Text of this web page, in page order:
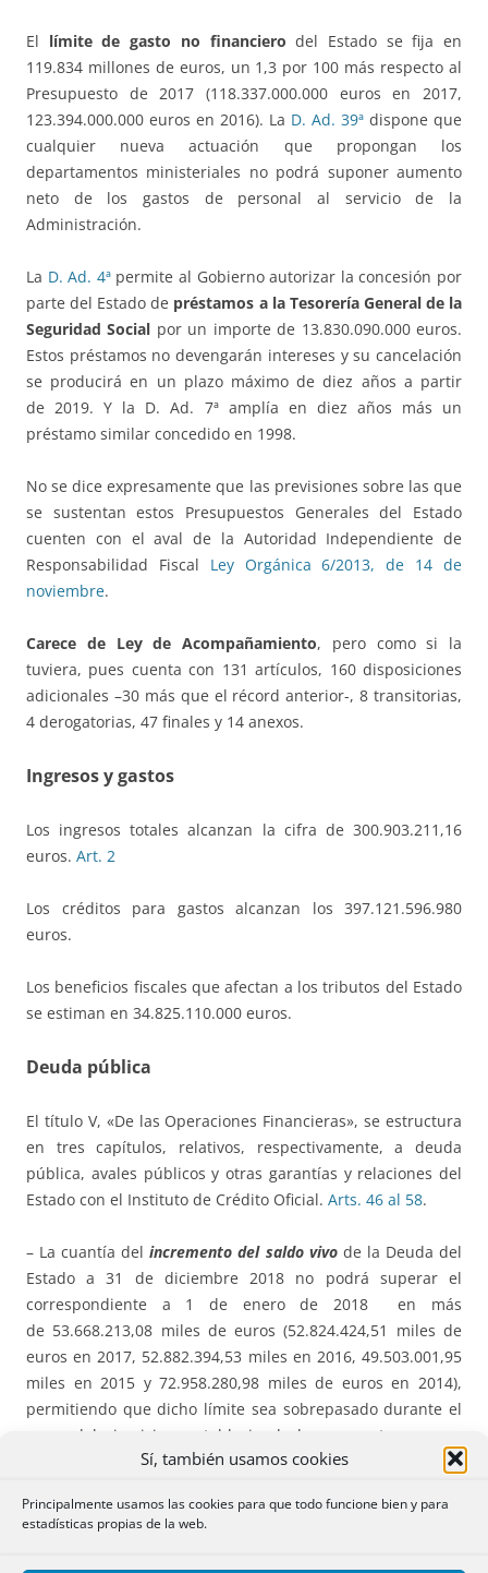
Sí, también usamos cookies
Principalmente usamos las cookies para que todo funcione bien y para
estadísticas propias de la web.
El límite de gasto no financierodel Estado se fija en
119.834 millones de euros, un 1,3 por 100 más respecto al
Presupuesto de 2017 (118.337.000.000 euros en 2017,
123.394.000.000 euros en 2016). La D. Ad. 39ª dispone que
cualquier nueva actuación que propongan los
departamentos ministeriales no podrá suponer aumento
neto de los gastos de personal al servicio de la
Administración.
La D. Ad. 4ªpermite al Gobierno autorizar la concesión por
parte del Estado de préstamos a la Tesorería General de la
Seguridad Social por un importe de 13.830.090.000 euros.
Estos préstamos no devengarán intereses y su cancelación
se producirá en un plazo máximo de diez años a partir
de 2019. Y la D. Ad. 7ª amplía en diez años más un
préstamo similar concedido en 1998.
No se dice expresamente que las previsiones sobre las que
se sustentan estos Presupuestos Generales del Estado
cuenten con el aval de la Autoridad Independiente de
Responsabilidad Fiscal Ley Orgánica 6/2013, de 14 de
noviembre.
Carece de Ley de Acompañamiento, pero como si la
tuviera, pues cuenta con 131 artículos, 160 disposiciones
adicionales –30 más que el récord anterior-, 8 transitorias,
4 derogatorias, 47 finales y 14 anexos.
Ingresos y gastos
Los ingresos totales alcanzan la cifra de 300.903.211,16
euros. Art. 2
Los créditos para gastos alcanzan los 397.121.596.980
euros.
Los beneficios fiscales que afectan a los tributos del Estado
se estiman en 34.825.110.000 euros.
Deuda pública
El título V, «De las Operaciones Financieras», se estructura
en tres capítulos, relativos, respectivamente, a deuda
pública, avales públicos y otras garantías y relaciones del
Estado con el Instituto de Crédito Oficial. Arts. 46 al 58.
– La cuantía delincremento del saldo vivode la Deuda del
Estado a 31 de diciembre 2018 no podrá superar el
correspondiente a 1 de enero de 2018 en más
de 53.668.213,08 miles de euros (52.824.424,51 miles de
euros en 2017, 52.882.394,53 miles en 2016, 49.503.001,95
miles en 2015 y 72.958.280,98 miles de euros en 2014),
permitiendo que dicho límite sea sobrepasado durante el
curso del ejercicio y estableciendo los supuestos en que
quedará automáticamente revisado.
– El importe autorizado deDeuda para los Organismos